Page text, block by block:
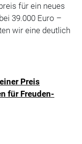
für ein neues
39.000 Euro –
wir eine deutlich
Preis
für Freuden-